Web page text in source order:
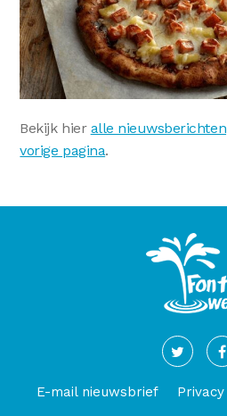
Bekijk hier alle nieuwsberichten
vorige pagina.
E-mail nieuwsbrief Privacy